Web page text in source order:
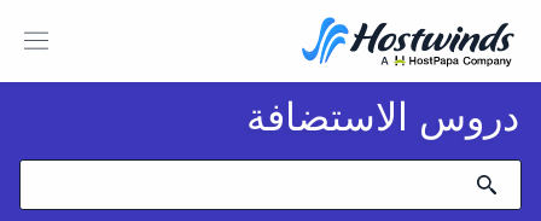
دروس الاستضافة